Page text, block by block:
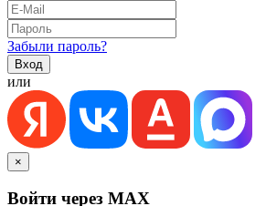
Забыли пароль?
или
×
Войти через MAX